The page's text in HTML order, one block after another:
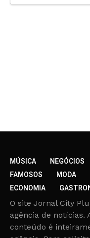
MÚSICA NEGÓCIOS
FAMOSOS
MODA
ECONOMIA
O site Jornal City
agência de notícias.
conteúdo é